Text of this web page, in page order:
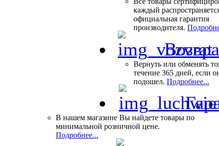
каждый
официальная гарантия
производителя.
Вернуть или обменять
течение 365 дней, если
подошел. Подробнее...
В нашем магазине Вы найдете товары по
минимальной розничной цене.
Подробнее...